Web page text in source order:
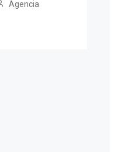
Agencia